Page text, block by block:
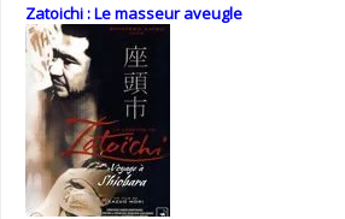
Zatoichi : Le masseur aveugle